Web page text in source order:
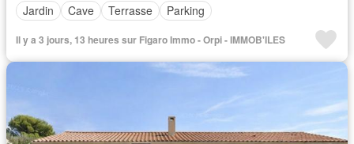
Jardin
Cave Terrasse Parking
Il y a 3 jours, 13 heures sur Figaro Immo - Orpi - IMMOB'ILES